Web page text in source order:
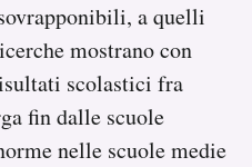
a quelli
mostrano con
scolastici fra
fin dalle scuole
nelle scuole medie